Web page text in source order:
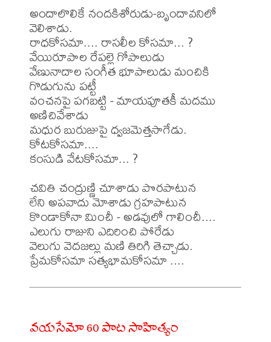
అందాలొలికే నందకిశోరుడు-బృందావనిలో
వెలిశాడు.
రాధకోసమా.... రాసలీల కోసమా... ?
వేయిరూపాల రేపల్లె గోపాలుడు
వేణునాదాల సంగీత భూపాలుడు మంచికి
గొడుగును పట్టీ
వంచనపై పగబట్టి - మాయపూతకీ మదము
అణిచివేశాడు
మధుర బురుజుపై ధ్వజమెత్తసాగేడు.
కోటకోసమా....
కంసుడి వేటకోసమా... ?
చవితి చంద్రుణ్ణి చూశాడు పొరపాటున
లేని అపవాదు మోశాడు గ్రహపాటున
కొండాకోనా మించీ - అడవులో గాలించీ....
ఎలుగు రాజుని ఎదిరించి పోరేడు
వెలుగు వెదజల్లు మణి తిరిగి తెచ్చాడు.
వయసేమో 60 పాట సాహిత్యం